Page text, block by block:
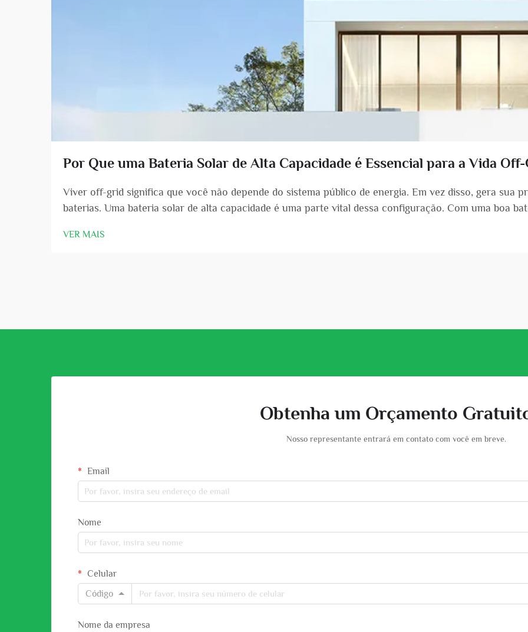
Por Que uma Bateria Solar de Alta Capacidade é Essencial para a Vida
Viver off-grid significa que você não depende do sistema público de energia. Em vez disso, gera sua
baterias. Uma bateria solar de alta capacidade é uma parte vital dessa configuração. Com uma boa
VER MAIS
Obtenha um Orçamento
Nosso representante entrará em contato com você em breve.
Email
Nome
Celular
Código
Nome da empresa